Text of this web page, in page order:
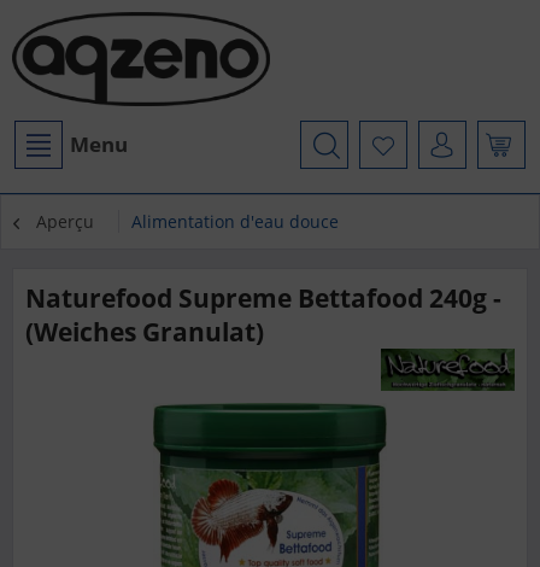
Menu
Aperçu Alimentation d'eau douce
Naturefood Supreme Bettafood 240g -
(Weiches Granulat)